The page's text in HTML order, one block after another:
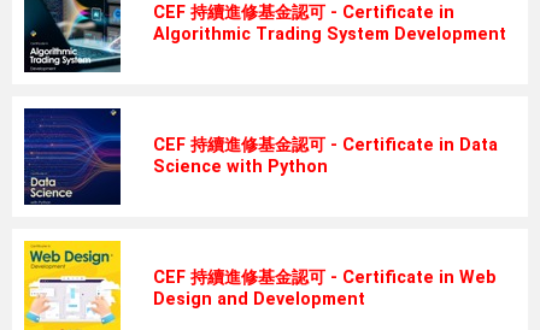
CEF 持續進修基金認可 - Certificate in
Algorithmic Trading System Development
CEF 持續進修基金認可 - Certificate in Data
Science with Python
CEF 持續進修基金認可 - Certificate in Web
Design and Development